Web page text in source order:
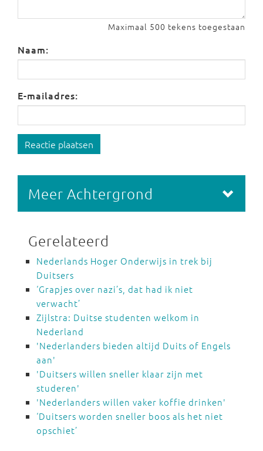
Maximaal 500 tekens toegestaan
Naam:
E-mailadres:
Reactie plaatsen
Meer Achtergrond
Gerelateerd
Nederlands Hoger Onderwijs in trek bij
Duitsers
‘Grapjes over nazi’s, dat had ik niet
verwacht’
Zijlstra: Duitse studenten welkom in
Nederland
'Nederlanders bieden altijd Duits of Engels
aan'
'Duitsers willen sneller klaar zijn met
studeren'
'Nederlanders willen vaker koffie drinken'
‘Duitsers worden sneller boos als het niet
opschiet’